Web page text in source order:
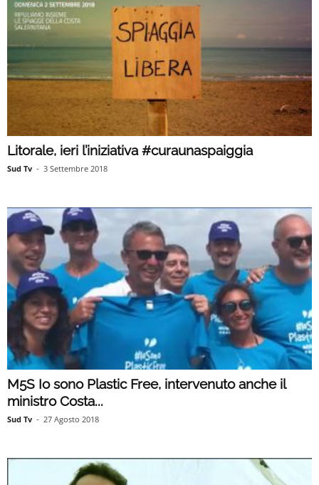
Litorale, ieri l’iniziativa #curaunaspaiggia
Sud Tv - 3 Settembre 2018
M5S Io sono Plastic Free, intervenuto anche il
ministro Costa...
Sud Tv - 27 Agosto 2018